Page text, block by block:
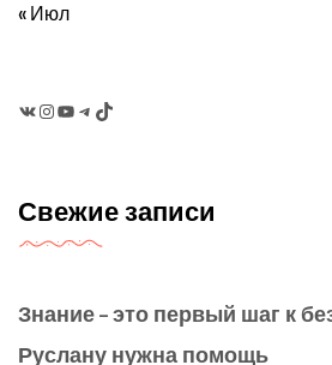
« Июл
Instagram
YouTubeTelegram
TikTok
Свежие записи
Знание – это первый шаг к
Руслану нужна помощь